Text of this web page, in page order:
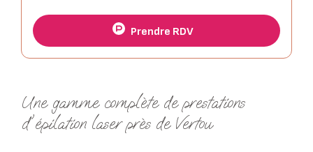
Prendre RDV
Une gamme complète de prestations
d'épilation laser près de Vertou